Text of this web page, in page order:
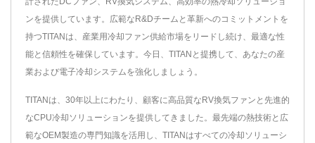
ンを提供しています。広範なR&Dチームと革新へのコミットメントを
持つTITANは、産業用冷却ファン供給市場をリードし続け、最適な性
能と信頼性を確保しています。今日、TITANと提携して、あなたの産
業および電子冷却システムを強化しましょう。
TITANは、30年以上にわたり、顧客に高品質なRV換気ファンと先進的
なCPU冷却ソリューションを提供してきました。最先端の熱技術と広
範なOEM製造の専門知識を活用し、TITANはすべての冷却ソリューシ